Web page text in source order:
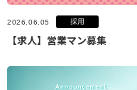
2026.06.05 採用
【求人】営業マン募集